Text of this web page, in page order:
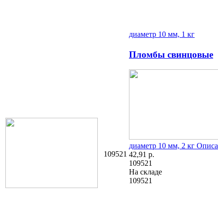
диаметр 10 мм, 1 кг
109521
Пломбы свинцовые
диаметр 10 мм, 2 кг
42,91 р.
109521
На складе
109521